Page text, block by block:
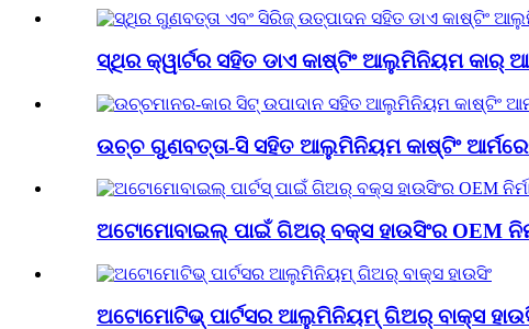
ସ୍ଥିର କ୍ୱାର୍ଟର ସହିତ ଡାଏ କାଷ୍ଟିଂ ଆଲୁମିନିୟମ କାର୍
ଉଚ୍ଚ ଗୁଣବତ୍ତା-ସି ସହିତ ଆଲୁମିନିୟମ କାଷ୍ଟିଂ
ଅଟୋମୋବାଇଲ୍ ପାଇଁ ଗିଅର୍ ବକ୍ସ ହାଉସିଂର OEM
ଅଟୋମୋଟିଭ୍ ପାର୍ଟସର ଆଲୁମିନିୟମ୍ ଗିଅର୍ ବାକ୍ସ